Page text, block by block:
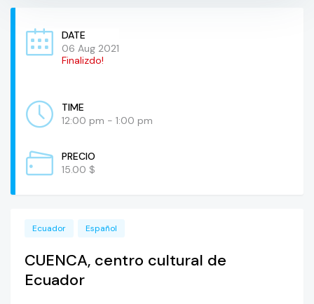
DATE
06 Aug 2021
Finalizdo!
TIME
12:00 pm - 1:00 pm
PRECIO
15.00 $
Ecuador Español
CUENCA, centro cultural de
Ecuador